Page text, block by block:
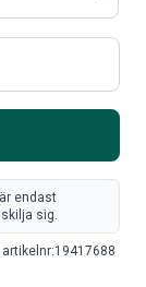
BLACK
varukorg
endast
sig.
19417688